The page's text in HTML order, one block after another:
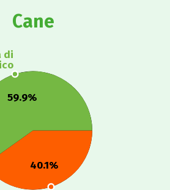
Cane
40.1%
di
59.9%